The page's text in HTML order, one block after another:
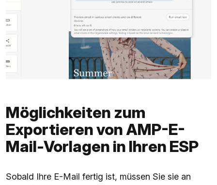
Möglichkeiten zum
Exportieren von AMP-E-
Mail-Vorlagen in Ihren ESP
Sobald Ihre E-Mail fertig ist, müssen Sie sie an